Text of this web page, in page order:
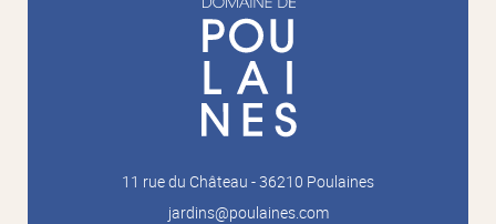
11 rue du Château - 36210 Poulaines
jardins@poulaines.com